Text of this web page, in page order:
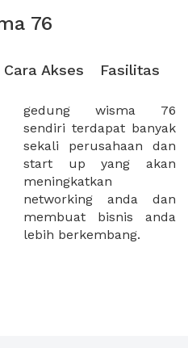
76
Cara Akses Fasilitas
lebih berkembang.